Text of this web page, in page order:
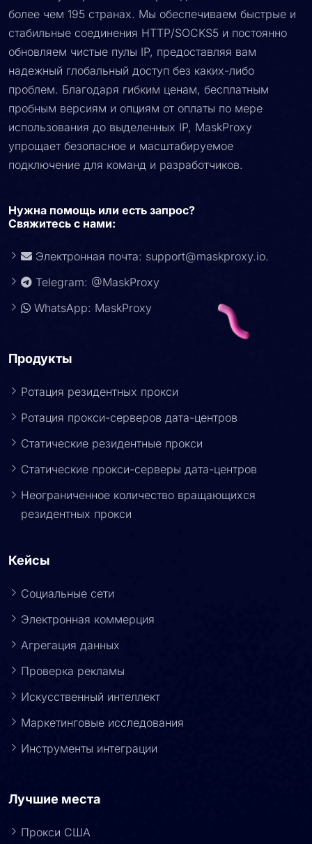
более чем 195 странах. Мы обеспечиваем быстрые и
стабильные соединения HTTP/SOCKS5 и постоянно
обновляем чистые пулы IP, предоставляя вам
надежный глобальный доступ без каких-либо
проблем. Благодаря гибким ценам, бесплатным
пробным версиям и опциям от оплаты по мере
использования до выделенных IP, MaskProxy
упрощает безопасное и масштабируемое
подключение для команд и разработчиков.
Нужна помощь или есть запрос?
Свяжитесь с нами:
Электронная почта: support@maskproxy.io
Telegram: @MaskProxy
WhatsApp: MaskProxy
Продукты
Ротация резидентных прокси
Ротация прокси-серверов дата-центров
Статические резидентные прокси
Статические прокси-серверы дата-центров
Неограниченное количество вращающихся
Кейсы
Социальные сети
Электронная коммерция
Агрегация данных
Проверка рекламы
Искусственный интеллект
Маркетинговые исследования
Инструменты интеграции
Лучшие места
Прокси США